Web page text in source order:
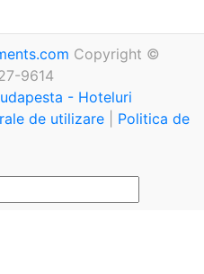
Copyright ©
9614
- Hoteluri
de utilizare
Politica de